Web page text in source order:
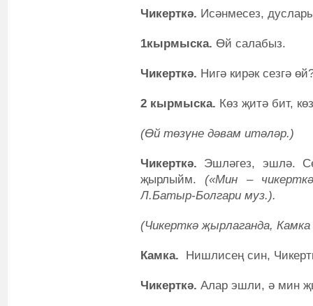
Чикерткә. Исәнмесез,
1кырмыска. Өй салабыз.
Чикерткә. Нигә кирәк сезгә
2 кырмыска. Көз җитә бит,
(Өй төзүне дәвам итәләр.)
Чикерткә. Эшләгез, эшлә.
җырлыйм.(«Мин –
Л.Батыр-Болгари муз.).
(Чикерткә җырлаганда,
Камка. Нишлисең син,
Чикерткә. Алар эшли, ә мин